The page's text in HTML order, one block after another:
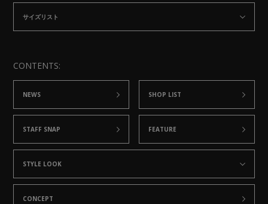
サイズリスト
CONTENTS:
NEWS
STAFF SNAP
SHOP LIST
FEATURE
STYLE LOOK
CONCEPT